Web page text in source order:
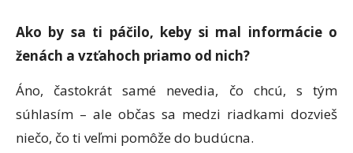
Ako by sa ti páčilo, keby si mal informácie o
ženách a vzťahoch priamo od nich?
Áno, častokrát samé nevedia, čo chcú, s tým
súhlasím – ale občas sa medzi riadkami dozvieš
niečo, čo ti veľmi pomôže do budúcna.